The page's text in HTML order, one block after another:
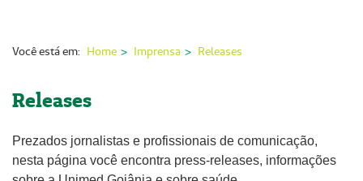
Imprensa
Institucional
Fale Conosco
Você está em: Home Imprensa Releases
Releases
Prezados jornalistas e profissionais de comunicação,
nesta página você encontra press-releases, informações